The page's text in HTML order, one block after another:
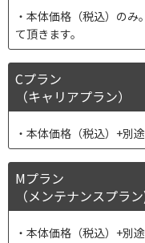
本体価格（税込）のみ
て頂きます。
Cプラン
（キャリアプラン）
本体価格（税込）+別
Mプラン
（メンテナンスプラ
本体価格（税込）+別